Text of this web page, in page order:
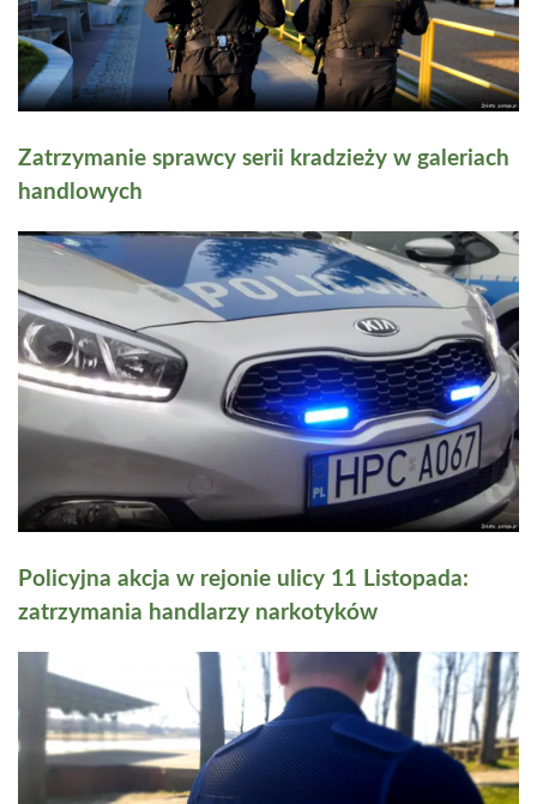
Zatrzymanie sprawcy serii kradzieży w galeriach
handlowych
Policyjna akcja w rejonie ulicy 11 Listopada:
zatrzymania handlarzy narkotyków